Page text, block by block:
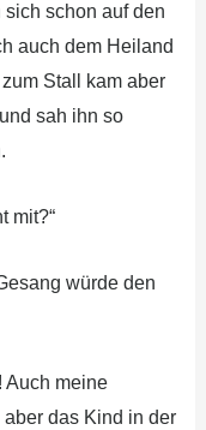
schon auf den
auch dem Heiland
Stall kam aber
sah ihn so
mit?“
würde den
Auch meine
das Kind in der